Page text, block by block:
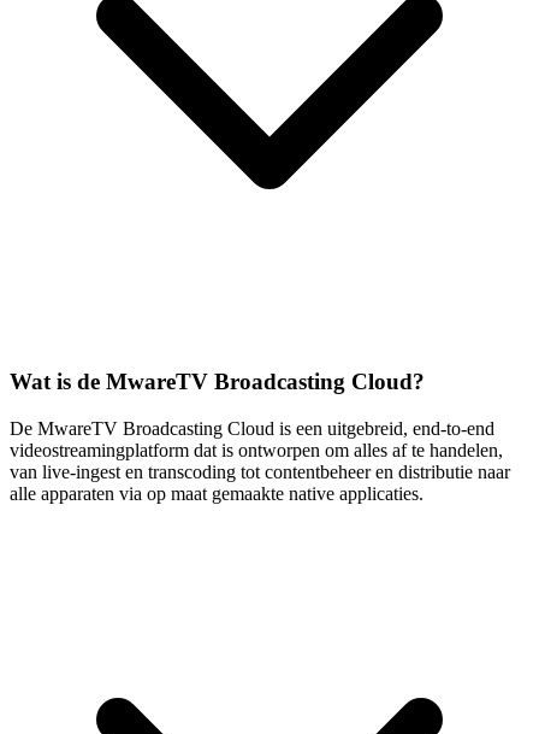
Wat is de MwareTV Broadcasting Cloud?
De MwareTV Broadcasting Cloud is een uitgebreid, end-to-end
videostreamingplatform dat is ontworpen om alles af te handelen,
van live-ingest en transcoding tot contentbeheer en distributie naar
alle apparaten via op maat gemaakte native applicaties.